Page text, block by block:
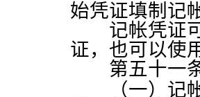
始凭证填制记
记帐凭证可
证，也可以使
第五十一
（一）记帐